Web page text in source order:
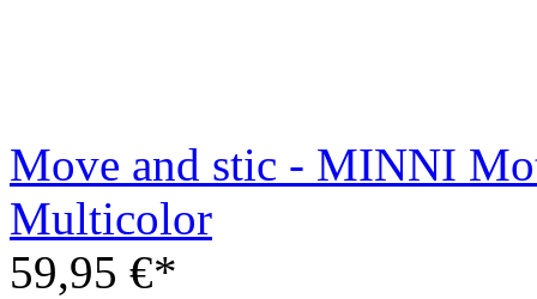
Move and stic - MINNI
Multicolor
59,95 €*